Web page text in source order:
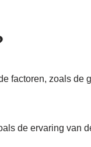
factoren, zoals de
de ervaring van